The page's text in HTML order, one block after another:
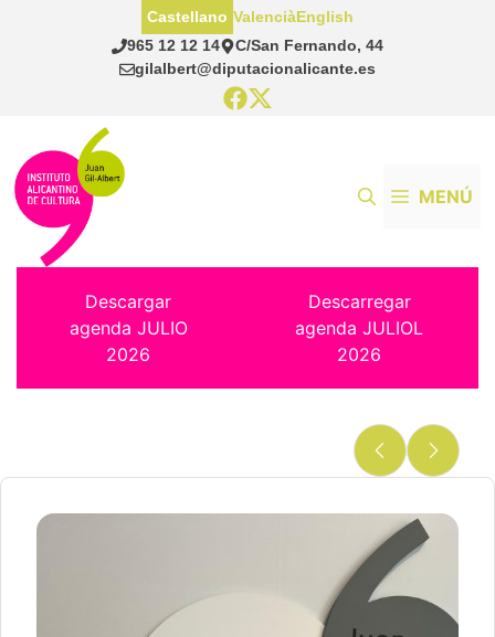
965 12 12 14
C/San Fernando, 44
gilalbert@diputacionalicante.es
Castellano ValenciàEnglish
MENÚ
Descargar
agenda JULIO
2026
Descarregar
agenda JULIOL
2026